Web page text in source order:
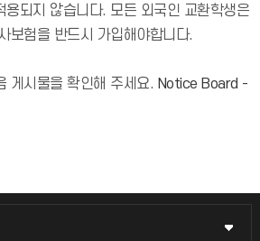
용되지 않습니다. 모든 외국인 교환학생은
보험을 반드시 가입해야합니다.
게시물을 확인해 주세요. Notice Board -